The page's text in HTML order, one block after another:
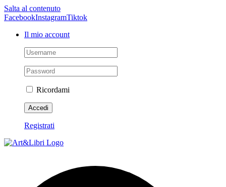
Salta al contenuto
FacebookInstagramTiktok
Il mio account
Ricordami
Registrati